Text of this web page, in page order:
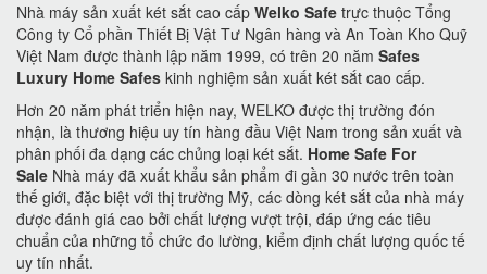
Nhà máy sản xuất két sắt cao cấp Welko Safe trực thuộc Tổng
Công ty Cổ phần Thiết Bị Vật Tư Ngân hàng và An Toàn Kho Quỹ
Việt Nam được thành lập năm 1999, có trên 20 năm Safes
Luxury Home Safes kinh nghiệm sản xuất két sắt cao cấp.
Hơn 20 năm phát triển hiện nay, WELKO được thị trường đón
nhận, là thương hiệu uy tín hàng đầu Việt Nam trong sản xuất và
phân phối đa dạng các chủng loại két sắt. Home Safe For
Sale Nhà máy đã xuất khẩu sản phẩm đi gần 30 nước trên toàn
thế giới, đặc biệt với thị trường Mỹ, các dòng két sắt của nhà máy
được đánh giá cao bởi chất lượng vượt trội, đáp ứng các tiêu
chuẩn của những tổ chức đo lường, kiểm định chất lượng quốc tế
uy tín nhất.